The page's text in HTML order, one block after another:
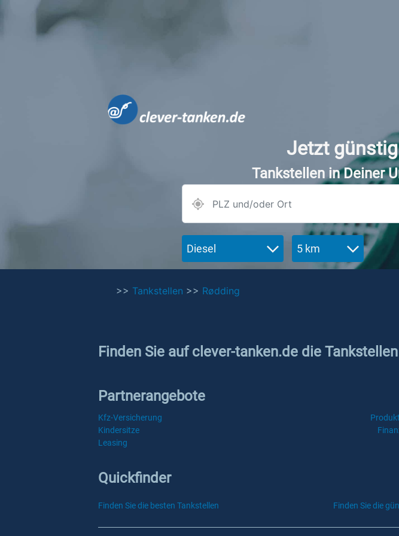
Jetzt
Tankstellen in Deiner
Diesel 5 km
>> Tankstellen >> Rødding
Finden Sie auf clever-tanken.de die
Partnerangebote
Kfz-Versicherung
Kindersitze
Leasing
Quickfinder
Finden Sie die besten Tankstellen Finden Sie die